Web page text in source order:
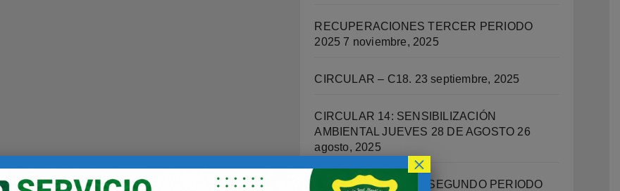
RECUPERACIONES TERCER PERIODO
2025 7 noviembre, 2025
CIRCULAR – C18. 23 septiembre, 2025
CIRCULAR 14: SENSIBILIZACIÓN
AMBIENTAL JUEVES 28 DE AGOSTO 26
agosto, 2025
RECUPERACIONES SEGUNDO PERIODO
×